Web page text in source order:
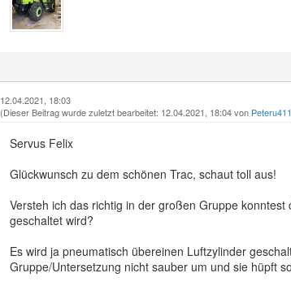
12.04.2021, 18:03
(Dieser Beitrag wurde zuletzt bearbeitet: 12.04.2021, 18:04 von Peteru411
Servus Felix
Glückwunsch zu dem schönen Trac, schaut toll aus!
Versteh ich das richtig in der großen Gruppe
geschaltet wird?
Es wird ja pneumatisch übereinen Luftzylinder
Gruppe/Untersetzung nicht sauber um und sie hüpft